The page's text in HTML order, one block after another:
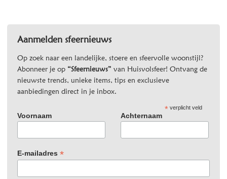
Aanmelden sfeernieuws
Op zoek naar een landelijke, stoere en sfeervolle woonstijl?
Abonneer je op “Sfeernieuws” van Huisvolsfeer! Ontvang de
nieuwste trends, unieke items, tips en exclusieve
aanbiedingen direct in je inbox.
*verplicht veld
Voornaam Achternaam
E-mailadres *